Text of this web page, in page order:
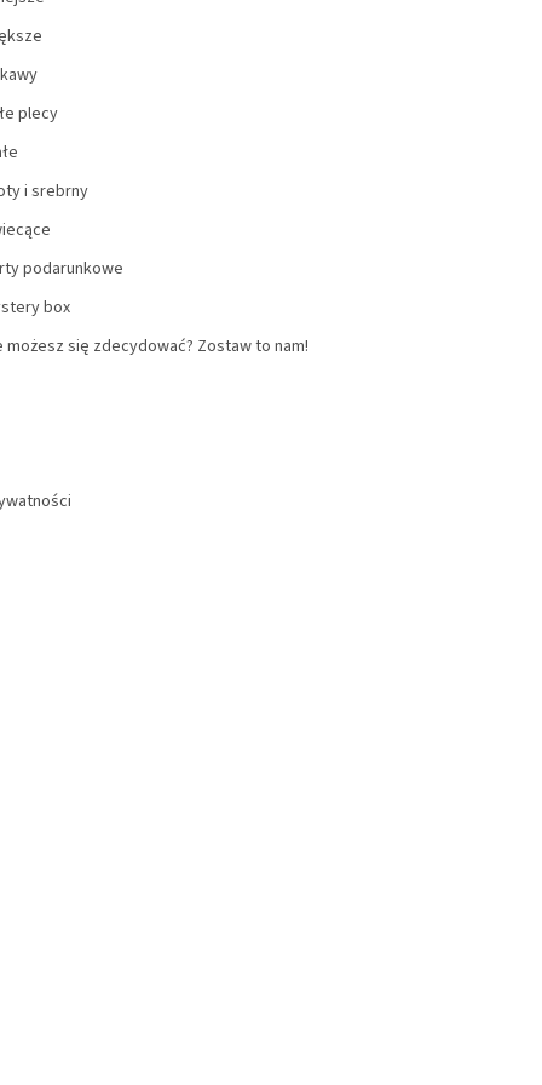
plecy
i srebrny
podarunkowe
box
możesz się zdecydować? Zostaw to nam!